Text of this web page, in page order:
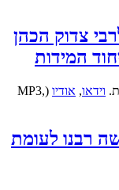
צדוק הכהן
המידות
וידאו, אודיו (MP3,
רבנו לעומת